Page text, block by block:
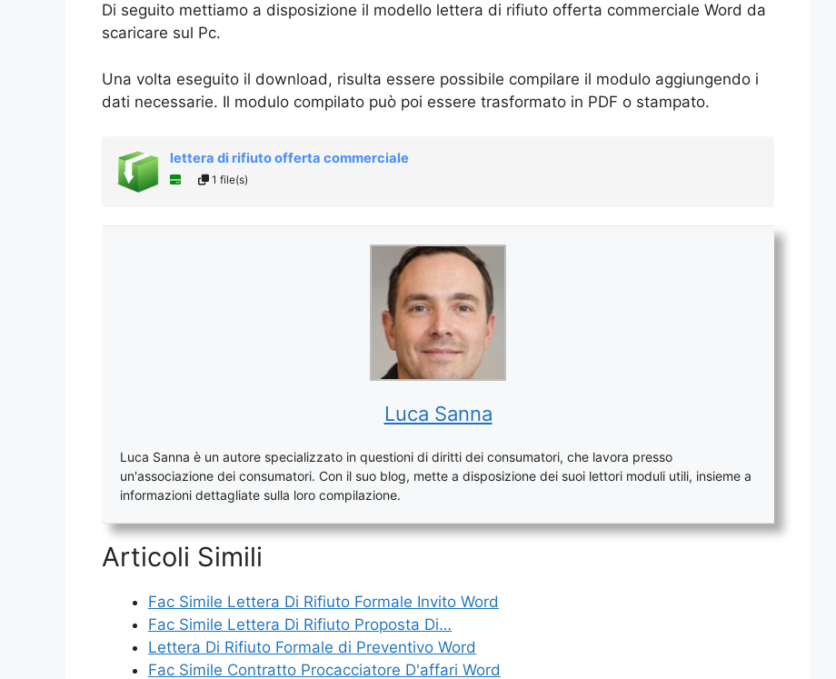
Di seguito mettiamo a disposizione il modello lettera di rifiuto offerta commerciale Word da
scaricare sul Pc.
Una volta eseguito il download, risulta essere possibile compilare il modulo aggiungendo i
dati necessarie. Il modulo compilato può poi essere trasformato in PDF o stampato.
lettera di rifiuto offerta commerciale
1 file(s)
Luca Sanna
Luca Sanna è un autore specializzato in questioni di diritti dei consumatori, che lavora presso
un'associazione dei consumatori. Con il suo blog, mette a disposizione dei suoi lettori moduli utili, insieme a
informazioni dettagliate sulla loro compilazione.
Articoli Simili
Fac Simile Lettera Di Rifiuto Formale Invito Word
Fac Simile Lettera Di Rifiuto Proposta Di…
Lettera Di Rifiuto Formale di Preventivo Word
Fac Simile Contratto Procacciatore D'affari Word